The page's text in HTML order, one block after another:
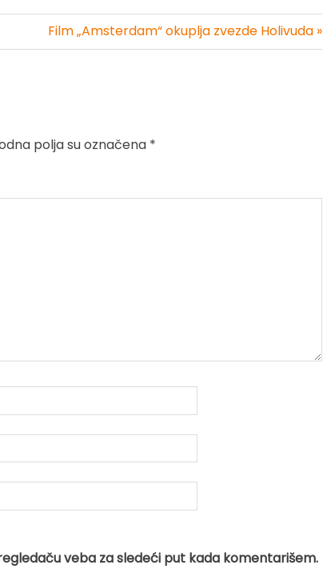
Film „Amsterdam“ okuplja zvezde Holivuda »
polja su označena *
veba za sledeći put kada komentarišem.